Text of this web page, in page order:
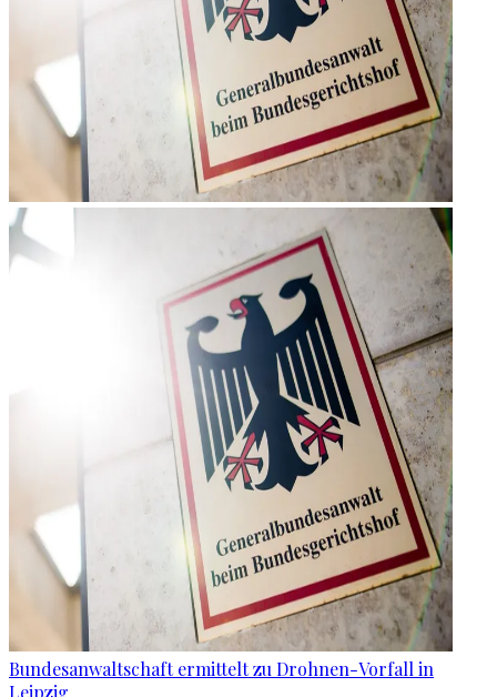
Bundesanwaltschaft ermittelt zu Drohnen-Vorfall in
Leipzig